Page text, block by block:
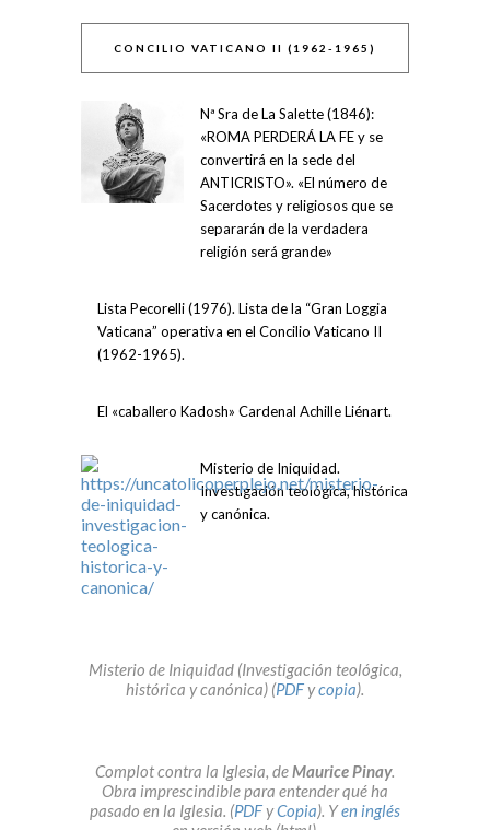
CONCILIO VATICANO II (1962-1965)
Nª Sra de La Salette (1846):
«ROMA PERDERÁ LA FE y se
convertirá en la sede del
ANTICRISTO». «El número de
Sacerdotes y religiosos que se
separarán de la verdadera
religión será grande»
Lista Pecorelli (1976). Lista de la “Gran Loggia
Vaticana” operativa en el Concilio Vaticano II
(1962-1965).
El «caballero Kadosh» Cardenal Achille Liénart.
Misterio de Iniquidad.
Investigación teológica, histórica
y canónica.
Misterio de Iniquidad (Investigación teológica,
histórica y canónica) (PDFycopia).
Complot contra la Iglesia, deMaurice Pinay.
Obra imprescindible para entender qué ha
pasado en la Iglesia. (PDFyCopia). Yen inglés